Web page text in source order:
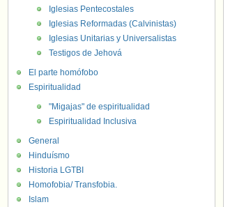
Iglesias Pentecostales
Iglesias Reformadas (Calvinistas)
Iglesias Unitarias y Universalistas
Testigos de Jehová
El parte homófobo
Espiritualidad
"Migajas" de espiritualidad
Espiritualidad Inclusiva
General
Hinduísmo
Historia LGTBI
Homofobia/ Transfobia.
Islam